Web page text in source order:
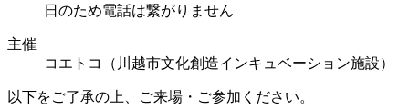
日のため電話は繋がりません
主催
コエトコ（川越市文化創造インキュベーション施設）
以下をご了承の上、ご来場・ご参加ください。